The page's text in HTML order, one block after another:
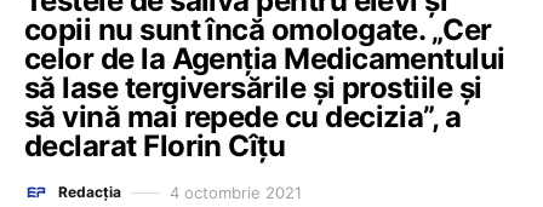
copii nu sunt încă omologate. „Cer
celor de la Agenția Medicamentului
să lase tergiversările și prostiile și
să vină mai repede cu decizia”, a
declarat Florin Cîțu
Redacția 4 octombrie 2021